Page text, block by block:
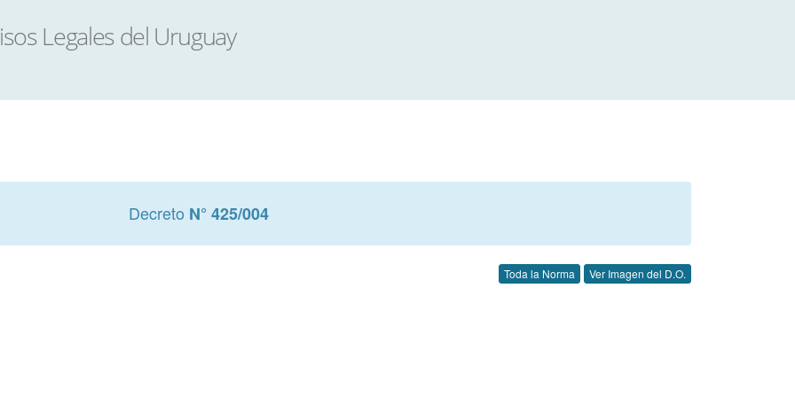
Decreto N° 425/004
Toda la Norma Ver Imagen del D.O.